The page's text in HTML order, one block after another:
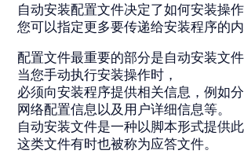
自动安装配置文件决定了如何安装操
您可以指定更多要传递给安装程序的内
配置文件最重要的部分是自动安装文件
当您手动执行安装操作时，
必须向安装程序提供相关信息，例如分
网络配置信息以及用户详细信息等。
自动安装文件是一种以脚本形式提供此
这类文件有时也被称为应答文件。